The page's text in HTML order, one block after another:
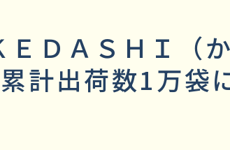
ＤＡＳＨＩ（か
計出荷数1万袋